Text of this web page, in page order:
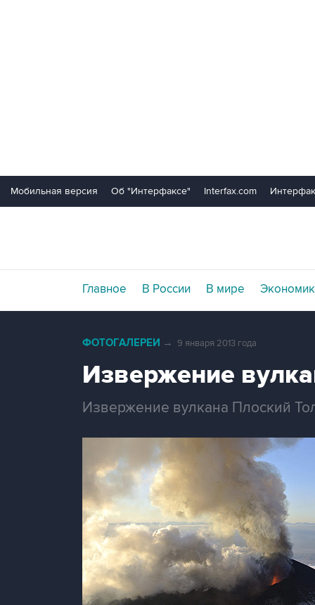
Мобильная версия Об "Интерфаксе" Interfax.com
Главное В России В мире
ФОТОГАЛЕРЕИ → 9 января 2013 года
Извержение
Извержение вулкана Плоский